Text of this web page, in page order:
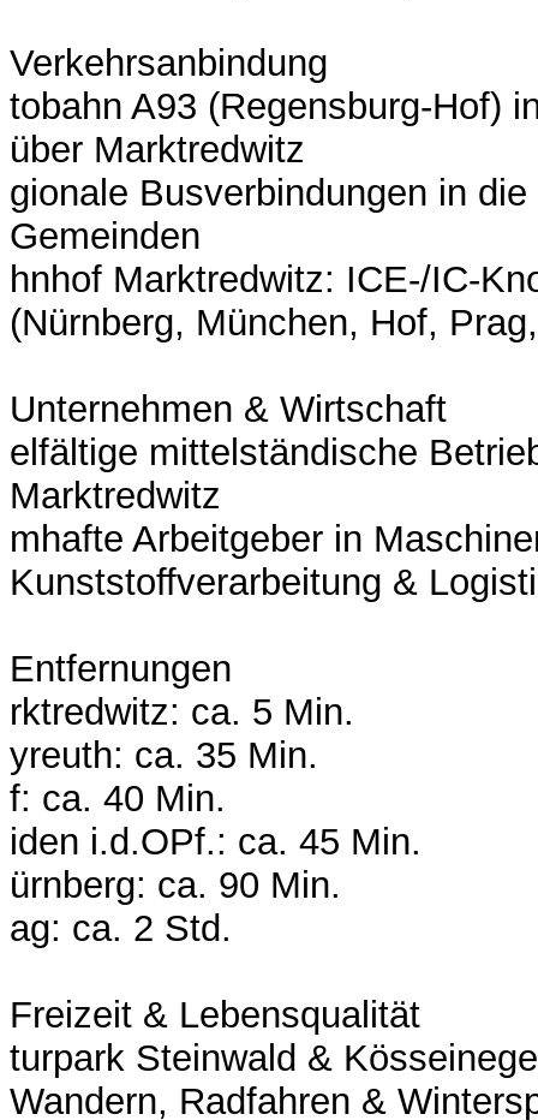
Verkehrsanbindung
tobahn A93 (Regensburg-Hof)
über Marktredwitz
gionale Busverbindungen in
Gemeinden
hnhof Marktredwitz: ICE-/IC-
(Nürnberg, München, Hof,
Unternehmen & Wirtschaft
elfältige mittelständische
Marktredwitz
mhafte Arbeitgeber in
Kunststoffverarbeitung &
Entfernungen
rktredwitz: ca. 5 Min.
yreuth: ca. 35 Min.
f: ca. 40 Min.
iden i.d.OPf.: ca. 45 Min.
ürnberg: ca. 90 Min.
ag: ca. 2 Std.
Freizeit & Lebensqualität
turpark Steinwald &
Wandern, Radfahren &